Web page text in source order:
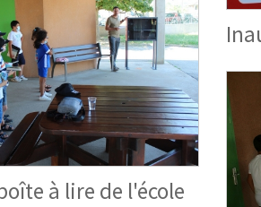
à lire de l'école